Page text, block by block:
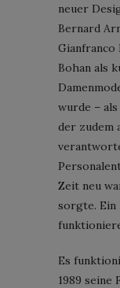
neuer
Bernard
Bohan als
wurde –
der zudem
Zeit neu
sorgte. Ein
Es
1989 seine